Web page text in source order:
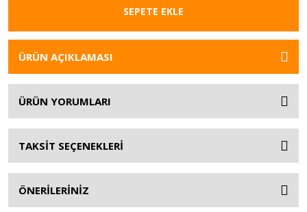
SEPETE EKLE
ÜRÜN AÇIKLAMASI
ÜRÜN YORUMLARI
TAKSİT SEÇENEKLERİ
ÖNERİLERİNİZ